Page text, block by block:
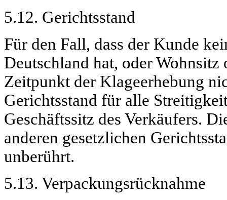
5.12. Gerichtsstand
Für den Fall, dass der Kunde
Deutschland hat, oder
Zeitpunkt der Klageerhebung
Gerichtsstand für alle
Geschäftssitz des Verkäufers.
anderen gesetzlichen
unberührt.
5.13. Verpackungsrücknahme